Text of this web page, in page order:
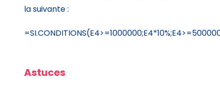
la suivante :
Astuces